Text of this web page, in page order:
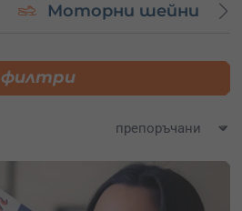
представлява двуместна
Така, докато си седиш в
да изпиташ цялото
видиш красивата природа и
абсолютно безопасно. За
терен, както за
Моторни шейни
филтри